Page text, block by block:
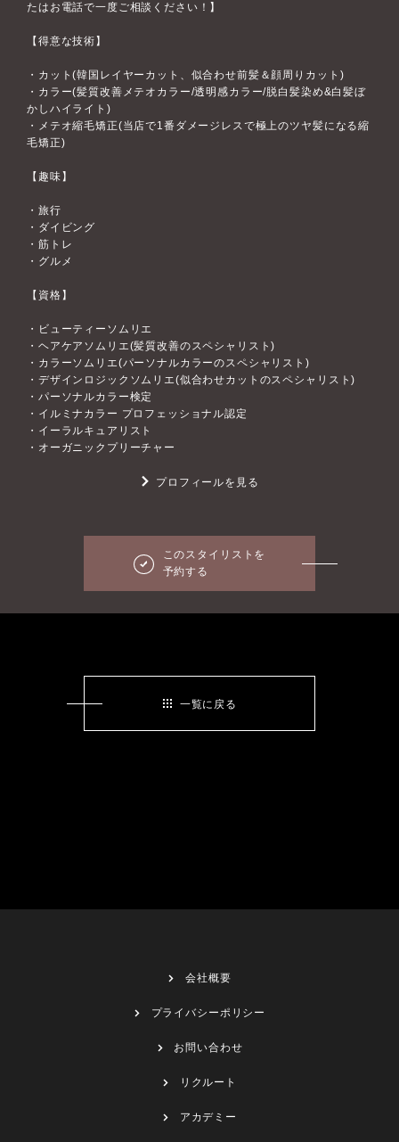
たはお電話で一度ご相談ください！】
【得意な技術】
・カット(韓国レイヤーカット、似合わせ前髪＆顔周りカット)
・カラー(髪質改善メテオカラー/透明感カラー/脱白髪染め&白髪ぼ
かしハイライト)
・メテオ縮毛矯正(当店で1番ダメージレスで極上のツヤ髪になる縮
毛矯正)
【趣味】
・旅行
・ダイビング
・筋トレ
・グルメ
【資格】
・ビューティーソムリエ
・ヘアケアソムリエ(髪質改善のスペシャリスト)
・カラーソムリエ(パーソナルカラーのスペシャリスト)
・デザインロジックソムリエ(似合わせカットのスペシャリスト)
・パーソナルカラー検定
・イルミナカラー プロフェッショナル認定
・イーラルキュアリスト
・オーガニックプリーチャー
プロフィールを見る
このスタイリストを
予約する
一覧に戻る
会社概要
プライバシーポリシー
お問い合わせ
リクルート
アカデミー